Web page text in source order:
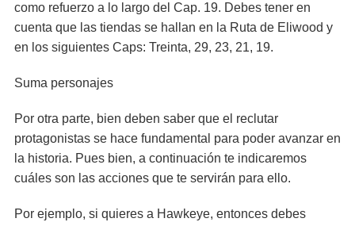
como refuerzo a lo largo del Cap. 19. Debes tener en
cuenta que las tiendas se hallan en la Ruta de Eliwood y
en los siguientes Caps: Treinta, 29, 23, 21, 19.
Suma personajes
Por otra parte, bien deben saber que el reclutar
protagonistas se hace fundamental para poder avanzar en
la historia. Pues bien, a continuación te indicaremos
cuáles son las acciones que te servirán para ello.
Por ejemplo, si quieres a Hawkeye, entonces debes